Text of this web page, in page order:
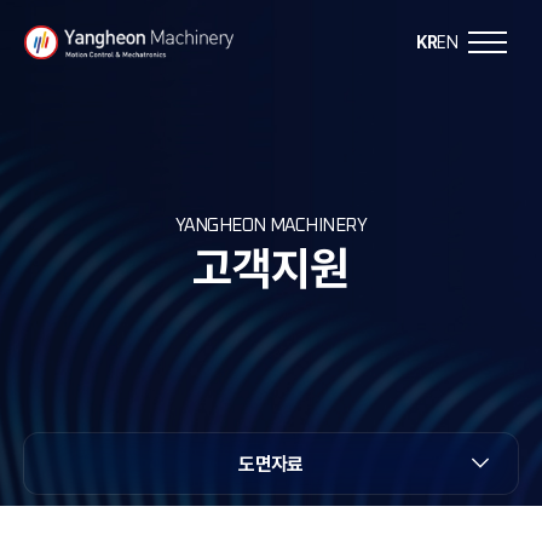
Y
g
h
M
KREN
YANGHEON MACHINERY
고객지원
도면자료